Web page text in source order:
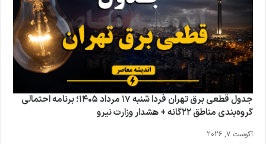
جدول قطعی برق تهران فردا شنبه ۱۷ مرداد ۱۴۰۵؛ برنامه احتمالی
گروه‌بندی مناطق ۲۲گانه + هشدار وزارت نیرو
آگوست 7, 2026